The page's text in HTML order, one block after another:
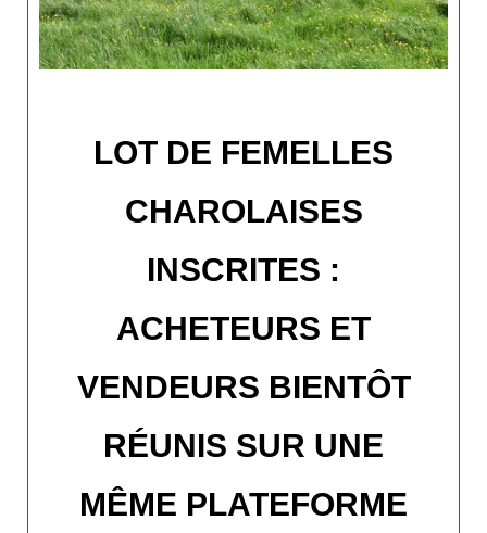
LOT DE FEMELLES
CHAROLAISES
INSCRITES :
ACHETEURS ET
VENDEURS BIENTÔT
RÉUNIS SUR UNE
MÊME PLATEFORME